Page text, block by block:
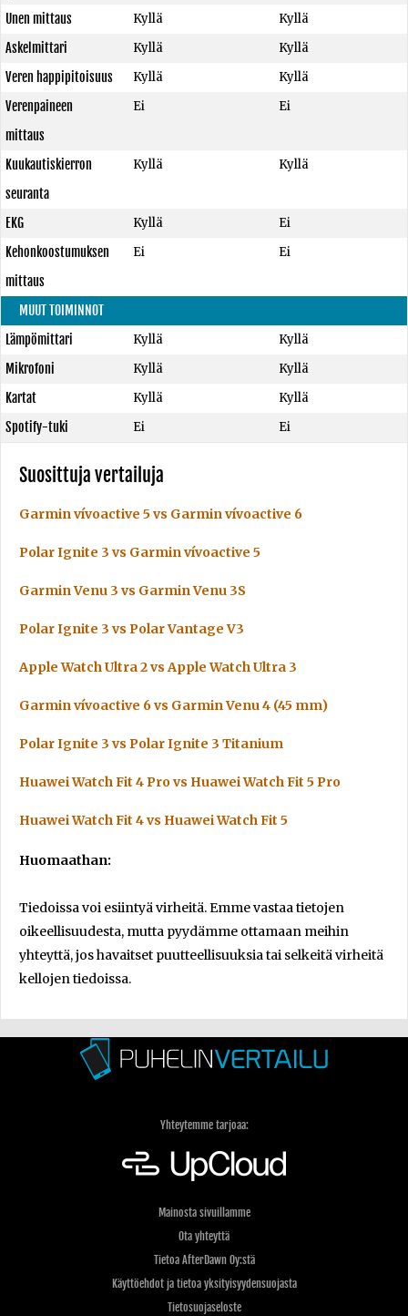
Unen mittaus
Kyllä
Kyllä
Askelmittari
Kyllä
Kyllä
Veren happipitoisuus
Kyllä
Kyllä
Verenpaineen
mittaus
Ei Ei
Kuukautiskierron
seuranta
Kyllä Kyllä
EKG Kyllä
Ei
Kehonkoostumuksen
mittaus
Ei Ei
MUUT TOIMINNOT
Lämpömittari
Kyllä
Kyllä
Mikrofoni
Kyllä
Kyllä
Kartat
Kyllä
Kyllä
Spotify-tuki
Ei Ei
Suosittuja vertailuja
Garmin vívoactive 5 vs Garmin vívoactive 6
Polar Ignite 3 vs Garmin vívoactive 5
Garmin Venu 3 vs Garmin Venu 3S
Polar Ignite 3 vs Polar Vantage V3
Apple Watch Ultra 2 vs Apple Watch Ultra 3
Garmin vívoactive 6 vs Garmin Venu 4 (45 mm)
Polar Ignite 3 vs Polar Ignite 3 Titanium
Huawei Watch Fit 4 Pro vs Huawei Watch Fit 5 Pro
Huawei Watch Fit 4 vs Huawei Watch Fit 5
Huomaathan:
Tiedoissa voi esiintyä virheitä. Emme vastaa tietojen
oikeellisuudesta, mutta pyydämme ottamaan meihin
yhteyttä, jos havaitset puutteellisuuksia tai selkeitä virheitä
kellojen tiedoissa.
Yhteytemme tarjoaa:
Mainosta sivuillamme
Ota yhteyttä
Tietoa AfterDawn Oy:stä
Käyttöehdot ja tietoa yksityisyydensuojasta
Tietosuojaseloste